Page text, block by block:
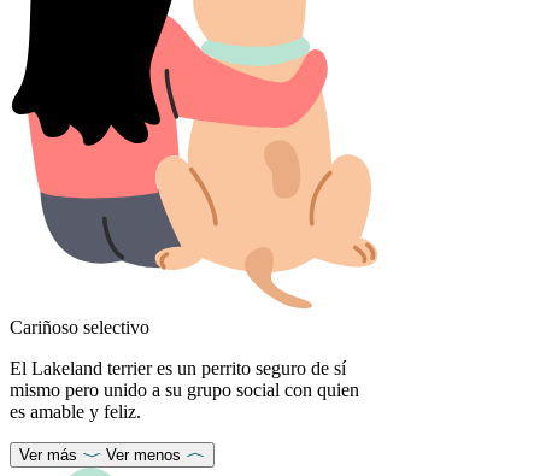
Cariñoso selectivo
El Lakeland terrier es un perrito seguro de sí
mismo pero unido a su grupo social con quien
es amable y feliz.
Ver más Ver menos